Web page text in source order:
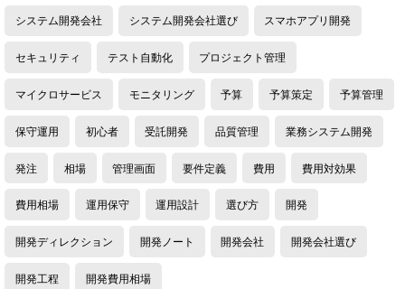
システム開発会社 システム開発会社選び スマホアプリ開発
セキュリティ テスト自動化 プロジェクト管理
マイクロサービス モニタリング 予算 予算策定 予算管理
保守運用 初心者 受託開発 品質管理 業務システム開発
発注 相場 管理画面 要件定義 費用 費用対効果
費用相場 運用保守 運用設計 選び方 開発
開発ディレクション 開発ノート 開発会社 開発会社選び
開発工程 開発費用相場